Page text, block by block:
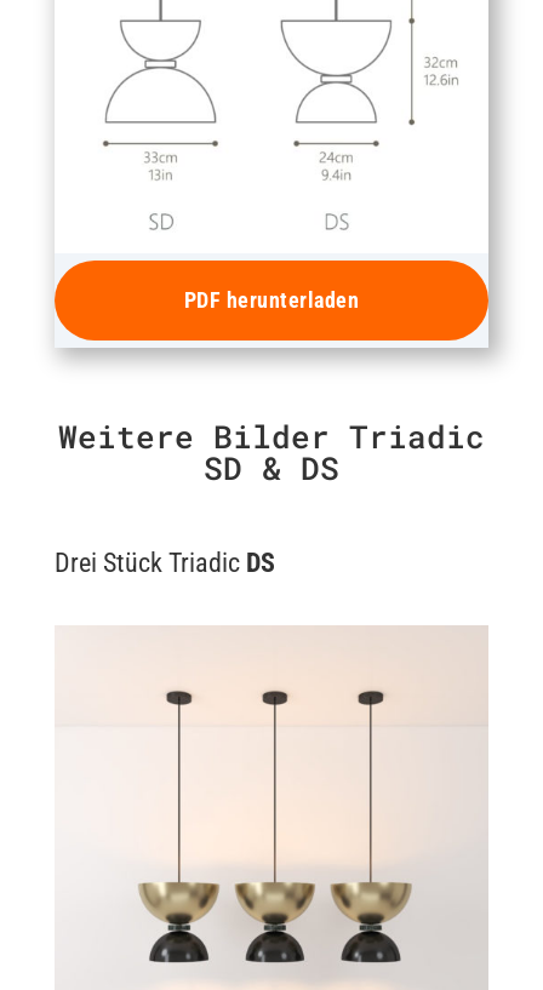
PDF herunterladen
Weitere Bilder Triadic
SD & DS
Drei Stück Triadic DS